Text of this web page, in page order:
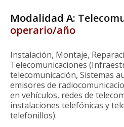
Modalidad A:
operario/año
Instalación, Montaje,
Telecomunicaciones
telecomunicación, Sistemas
emisores de
en vehículos, redes de
instalaciones telefónicas y
telefonillos).